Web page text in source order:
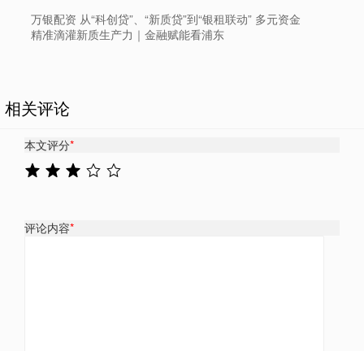
万银配资 从“科创贷”、“新质贷”到“银租联动” 多元资金
精准滴灌新质生产力｜金融赋能看浦东
相关评论
本文评分*
评论内容*